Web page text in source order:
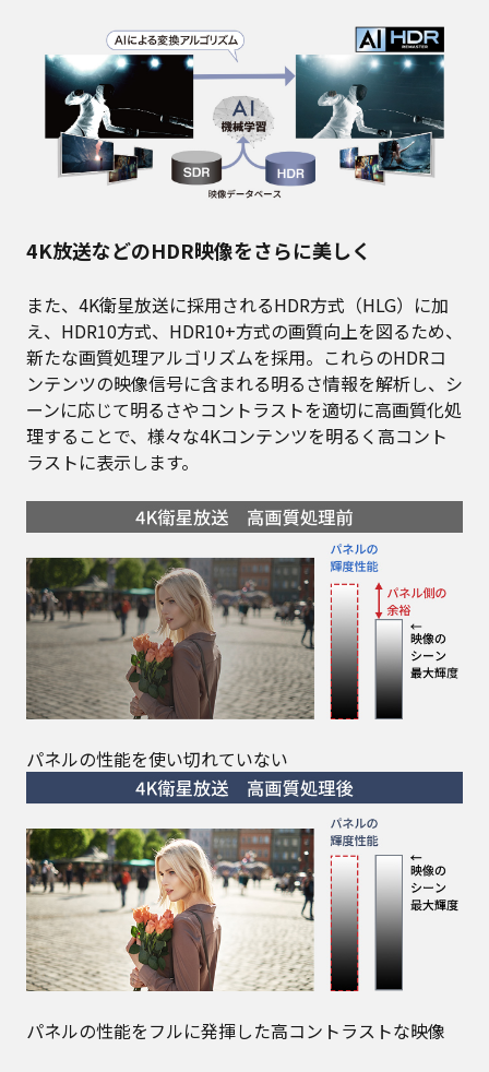
4K放送などのHDR映像をさらに美しく
また、4K衛星放送に採用されるHDR方式（HLG）に加
え、HDR10方式、HDR10+方式の画質向上を図るため、
新たな画質処理アルゴリズムを採用。これらのHDRコ
ンテンツの映像信号に含まれる明るさ情報を解析し、シ
ーンに応じて明るさやコントラストを適切に高画質化処
理することで、様々な4Kコンテンツを明るく高コント
ラストに表示します。
パネルの性能を使い切れていない
パネルの性能をフルに発揮した高コントラストな映像